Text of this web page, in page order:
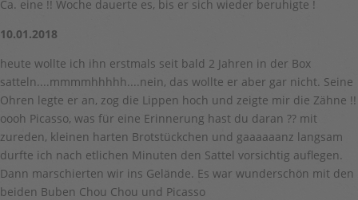
Ca. eine !! Woche dauerte es, bis er sich wieder beruhigte !
10.01.2018
heute wollte ich ihn erstmals seit bald 2 Jahren in der Box
satteln....mmmmhhhhh....nein, das wollte er aber gar nicht. Seine
Ohren legte er an, zog die Lippen hoch und zeigte mir die Zähne !!
oooh Picasso, was für eine Erinnerung hast du daran ?? mit
zureden, kleinen harten Brotstückchen und gaaaaaanz langsam
durfte ich nach etlichen Minuten den Sattel vorsichtig auflegen.
Dann marschierten wir ins Gelände. Es war wunderschön mit den
beiden Buben Chou Chou und Picasso